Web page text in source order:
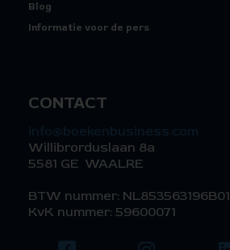
Blog
Informatie voor de pers
CONTACT
info@boekenbusiness.com
Willibrorduslaan 8a
5581 GE WAALRE
BTW nummer: NL853563196B01
KvK nummer: 59600071